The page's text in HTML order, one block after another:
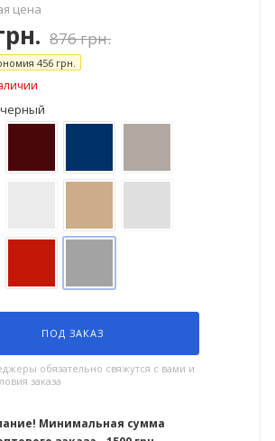
цена
876грн.
456 грн.
черный
ПОД ЗАКАЗ
обязательно свяжутся с вами и
заказа
Минимальная сумма